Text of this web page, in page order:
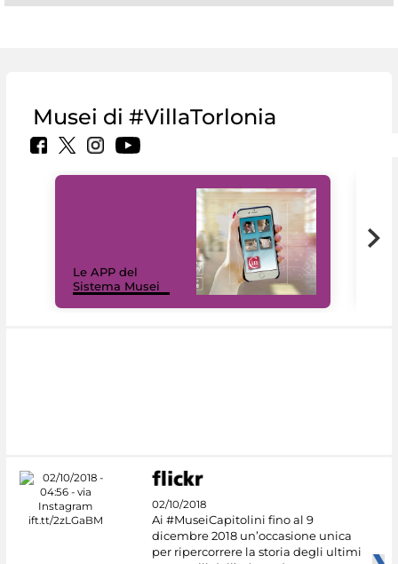
Musei di #VillaTorlonia
Le APP del
Sistema Musei
02/10/2018
Ai #MuseiCapitolini fino al 9
dicembre 2018 un’occasione unica
per ripercorrere la storia degli ultimi